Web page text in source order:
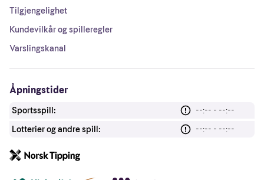
Tilgjengelighet
Kundevilkår og spilleregler
Varslingskanal
Åpningstider
Sportsspill:
--:-- - --:--
Lotterier og andre spill:
--:-- - --:--